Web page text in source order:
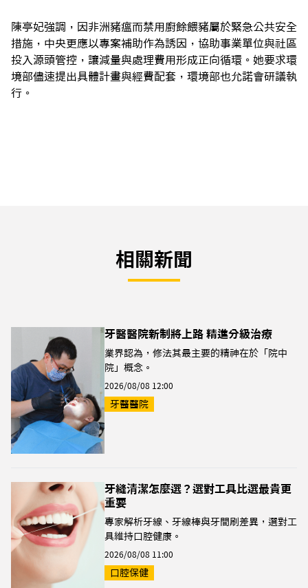
陳亭妃強調，因非洲豬瘟而禁用廚餘餵豬屬於緊急公共安全
措施，中央更應以專案補助作為誘因，協助事業單位與社區
投入源頭管控，讓減量與處理費用形成正向循環。她要求環
境部儘速提出具體計畫與經費配套，環境部也允諾會研議執
行。
相關新聞
牙醫醫院新制將上路 精進分級治療
業界認為，修法其最主要的精神在於「院中
院」概念。
2026/08/08 12:00
牙醫醫院
牙縫清潔怎麼選？選對工具比選最貴更
重要
專家解析牙線、牙線棒與牙間刷差異，選對工
具維持口腔健康。
2026/08/08 11:00
口腔保健